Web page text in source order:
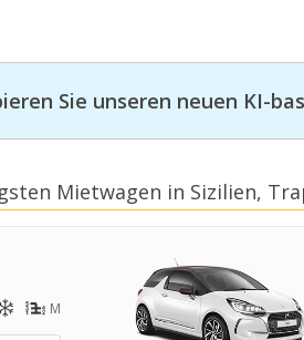
Sie unseren neuen KI-
Mietwagen in Sizilien,
M